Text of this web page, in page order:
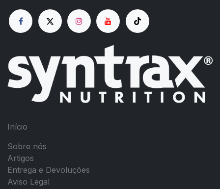
Início
Sobre nós
Artigos
Entrega e Devoluções
Aviso Legal